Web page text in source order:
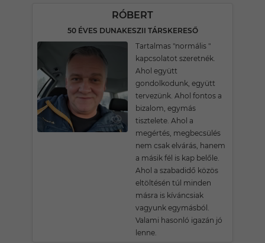
RÓBERT
50 ÉVES DUNAKESZII TÁRSKERESŐ
Tartalmas "normális "
kapcsolatot szeretnék.
Ahol együtt
gondolkodunk, együtt
tervezünk. Ahol fontos a
bizalom, egymás
tisztelete. Ahol a
megértés, megbecsülés
nem csak elvárás, hanem
a másik fél is kap belőle.
Ahol a szabadidő közös
eltöltésén túl minden
másra is kíváncsiak
vagyunk egymásból.
Valami hasonló igazán jó
lenne.